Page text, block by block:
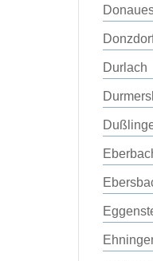
Durlach